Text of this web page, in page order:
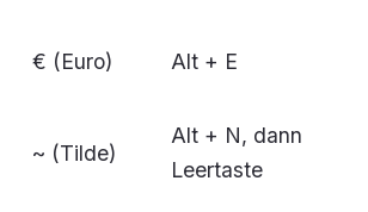
€ (Euro) Alt + E
~ (Tilde)
Alt + N, dann
Leertaste